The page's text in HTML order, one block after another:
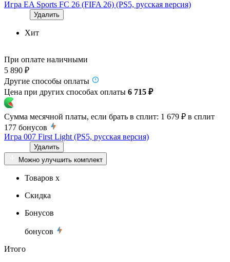
Игра EA Sports FC 26 (FIFA 26) (PS5, русская версия)
Удалить
Хит
При оплате наличными
5 890 ₽
Другие способы оплаты
Цена при других способах оплаты 6 715 ₽
Сумма месячной платы, если брать в сплит: 1 679 ₽ в сплит
177 бонусов
Игра 007 First Light (PS5, русская версия)
Удалить
Можно улучшить комплект
Товаров x
Скидка
Бонусов
бонусов
Итого